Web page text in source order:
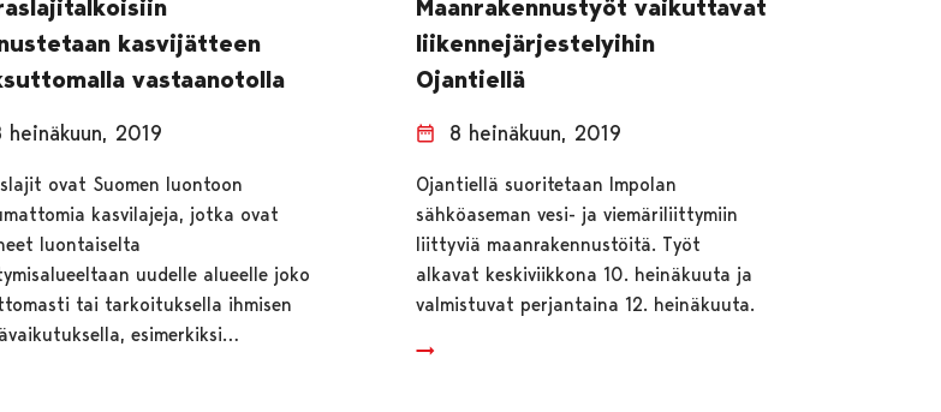
kasvijätteen
vastaanotolla
heinäkuun, 2019
ovat Suomen luontoon
kasvilajeja, jotka ovat
luontaiselta
uudelle alueelle joko
tai tarkoituksella ihmisen
esimerkiksi…
Maanrakennustyöt vaikuttavat
liikennejärjestelyihin
Ojantiellä
8 heinäkuun, 2019
Ojantiellä suoritetaan Impolan
sähköaseman vesi- ja viemäriliittymiin
liittyviä maanrakennustöitä. Työt
alkavat keskiviikkona 10. heinäkuuta ja
valmistuvat perjantaina 12. heinäkuuta.